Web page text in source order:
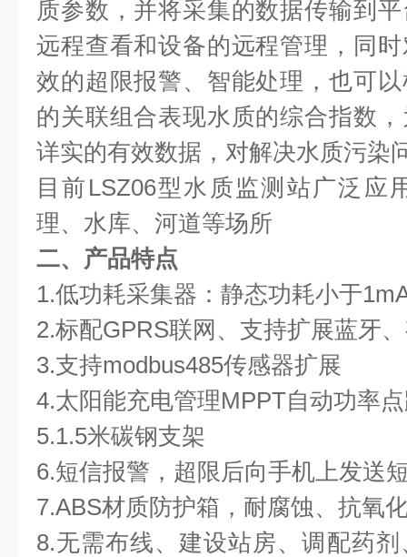
质参数，并将采集的数据传输到
远程查看和设备的远程管理，同
效的超限报警、智能处理，也可
的关联组合表现水质的综合指数
详实的有效数据，对解决水质污染
目前LSZ06型水质监测站广泛应
理、水库、河道等场所
二、产品特点
1.低功耗采集器：静态功耗小于
2.标配GPRS联网、支持扩展蓝牙
3.支持modbus485传感器扩展
4.太阳能充电管理MPPT自动功率
5.1.5米碳钢支架
6.短信报警，超限后向手机上发送
7.ABS材质防护箱，耐腐蚀、抗氧
8.无需布线、建设站房、调配药